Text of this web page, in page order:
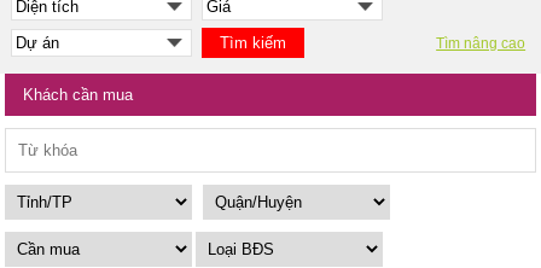
Tìm nâng cao
Khách cần mua